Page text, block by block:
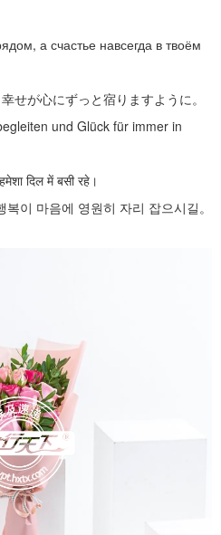
а счастье навсегда в твоём
せが心にずっと宿りますように。
und Glück für immer in
दिल में बसी रहे।
복이 마음에 영원히 자리 잡으시길。